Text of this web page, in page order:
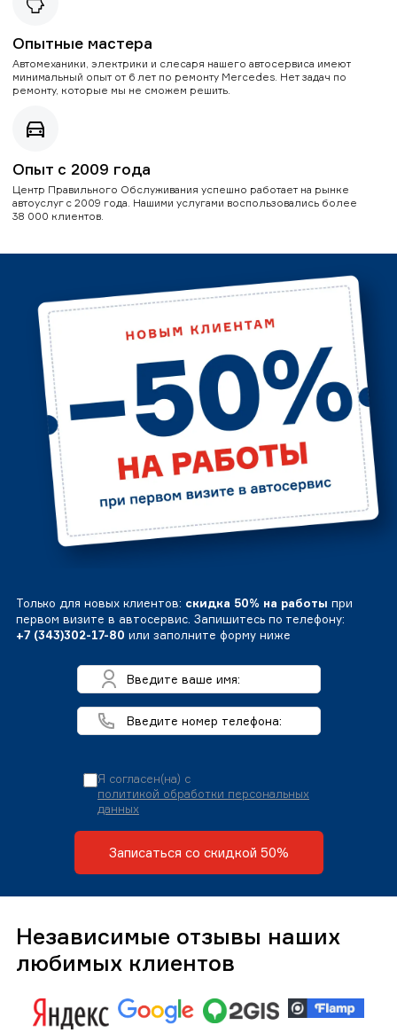
Опытные мастера
Автомеханики, электрики и слесаря нашего автосервиса имеют
минимальный опыт от 6 лет по ремонту Mercedes. Нет задач по
ремонту, которые мы не сможем решить.
Опыт с 2009 года
Центр Правильного Обслуживания успешно работает на рынке
автоуслуг с 2009 года. Нашими услугами воспользовались более
38 000 клиентов.
Только для новых клиентов: скидка 50% на работы при
первом визите в автосервис. Запишитесь по телефону:
+7 (343)302-17-80 или заполните форму ниже
Я согласен(на) с
политикой обработки персональных
данных
Записаться со скидкой 50%
Независимые отзывы наших
любимых клиентов